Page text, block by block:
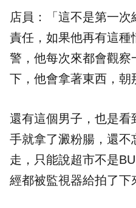
店員：「這不是第一
責任，如果他再有這種
警，他每次來都會觀察
下，他會拿著東西，朝
還有這個男子，也是看
手就拿了澱粉腸，還不
走，只能說超市不是
經都被監視器給拍了下